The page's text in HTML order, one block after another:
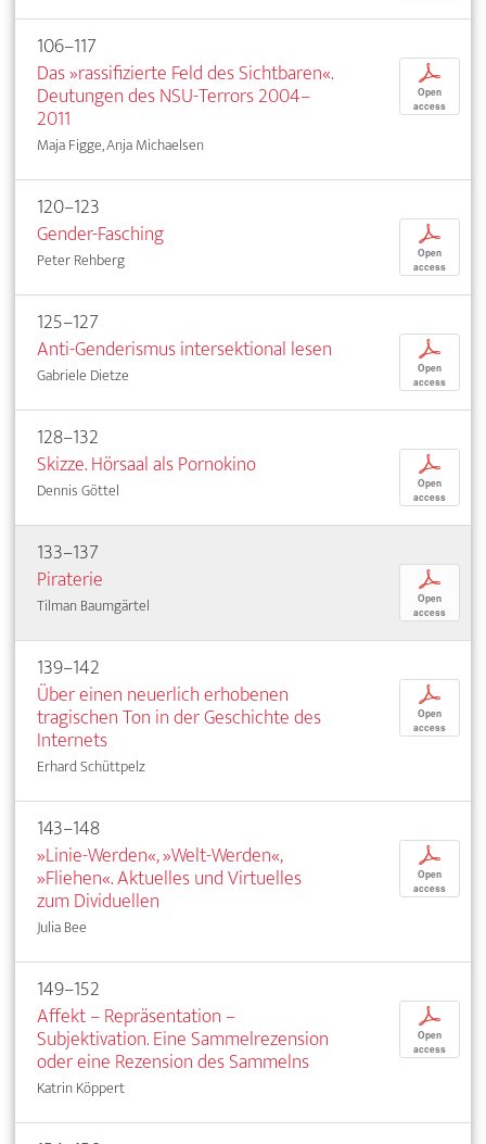
106–117
Das »rassifizierte Feld des Sichtbaren«.
Deutungen des NSU-Terrors 2004–
2011
Maja Figge, Anja Michaelsen
p
Open
access
120–123
Gender-Fasching
Peter Rehberg
p
Open
access
125–127
Anti-Genderismus intersektional lesen
Gabriele Dietze
p
Open
access
128–132
Skizze. Hörsaal als Pornokino
Dennis Göttel
p
Open
access
133–137
Piraterie
Tilman Baumgärtel
p
Open
access
139–142
Über einen neuerlich erhobenen
tragischen Ton in der Geschichte des
Internets
Erhard Schüttpelz
p
Open
access
143–148
»Linie-Werden«, »Welt-Werden«,
»Fliehen«. Aktuelles und Virtuelles
zum Dividuellen
Julia Bee
p
Open
access
149–152
Affekt – Repräsentation –
Subjektivation. Eine Sammelrezension
oder eine Rezension des Sammelns
Katrin Köppert
p
Open
access